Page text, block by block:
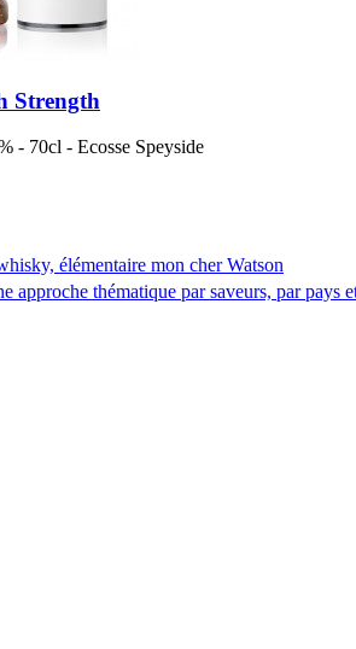
Strength
- 70cl - Ecosse Speyside
élémentaire mon cher Watson
approche thématique par saveurs, par